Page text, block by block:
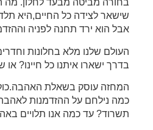
בחורה מביטה מבעד לחלון.
אבל הוא ירד תחנה לפניה
העולם שלנו מלא בחלונות
בדרך ישארו איתנו כל חיינו?
המחזה עוסק בשאלת
כמה נילחם על ההזדמנות
תשרוד? עד כמה אנו תלויים